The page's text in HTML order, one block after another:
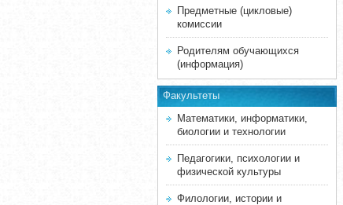
Предметные (цикловые)
комиссии
Родителям обучающихся
(информация)
Факультеты
Математики, информатики,
биологии и технологии
Педагогики, психологии и
физической культуры
Филологии, истории и